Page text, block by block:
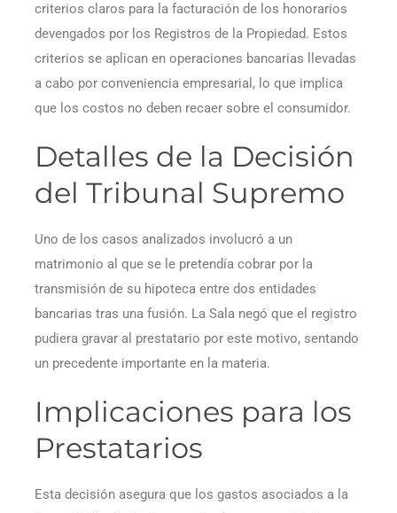
criterios claros para la facturación de los honorarios
devengados por los Registros de la Propiedad. Estos
criterios se aplican en operaciones bancarias llevadas
a cabo por conveniencia empresarial, lo que implica
que los costos no deben recaer sobre el consumidor.
Detalles de la Decisión
del Tribunal Supremo
Uno de los casos analizados involucró a un
matrimonio al que se le pretendía cobrar por la
transmisión de su hipoteca entre dos entidades
bancarias tras una fusión. La Sala negó que el registro
pudiera gravar al prestatario por este motivo, sentando
un precedente importante en la materia.
Implicaciones para los
Prestatarios
Esta decisión asegura que los gastos asociados a la